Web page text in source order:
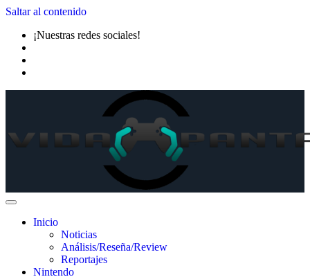
Saltar al contenido
¡Nuestras redes sociales!
Inicio
Noticias
Análisis/Reseña/Review
Reportajes
Nintendo